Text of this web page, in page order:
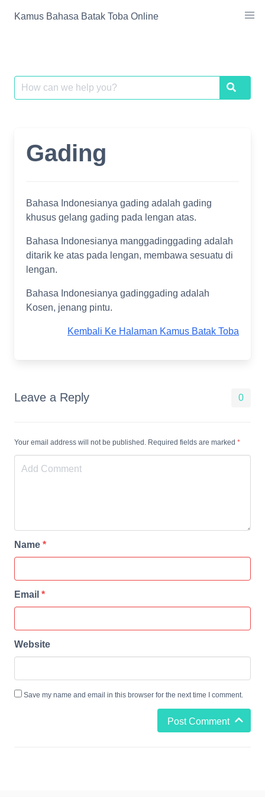
Kamus Bahasa Batak Toba Online
Search
for:
Search
Gading
Bahasa Indonesianya gading adalah gading
khusus gelang gading pada lengan atas.
Bahasa Indonesianya manggadinggading adalah
ditarik ke atas pada lengan, membawa sesuatu di
lengan.
Bahasa Indonesianya gadinggading adalah
Kosen, jenang pintu.
Kembali Ke Halaman Kamus Batak Toba
Leave a Reply 0
Your email address will not be published. Required fields are marked *
Name *
Email *
Website
Save my name and email in this browser for the next time I comment.
Post Comment